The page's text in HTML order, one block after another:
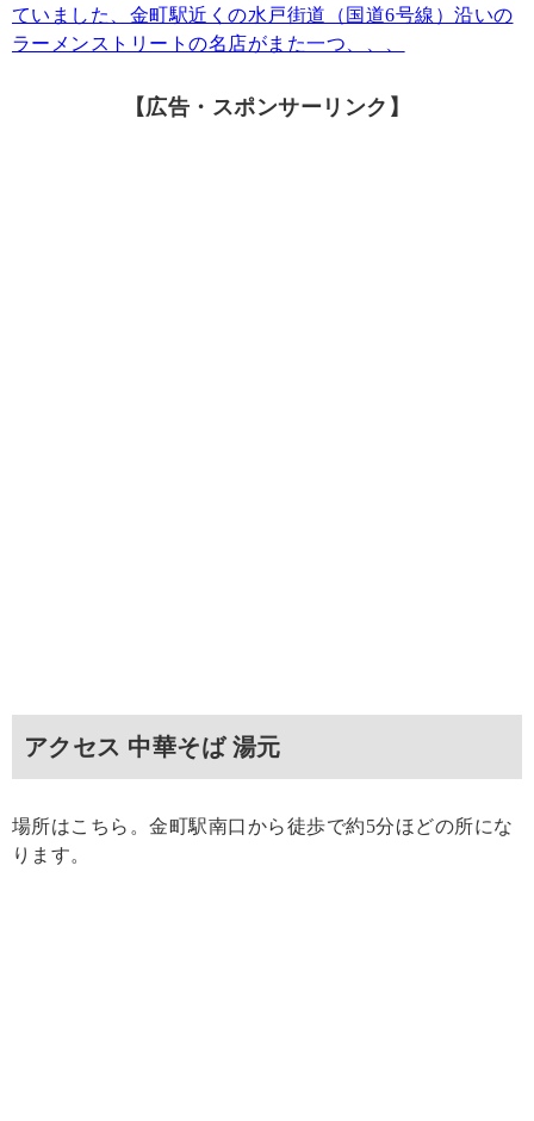
ていました、金町駅近くの水戸街道（国道6号線）沿いの
ラーメンストリートの名店がまた一つ、、、
【広告・スポンサーリンク】
アクセス 中華そば 湯元
場所はこちら。金町駅南口から徒歩で約5分ほどの所にな
ります。